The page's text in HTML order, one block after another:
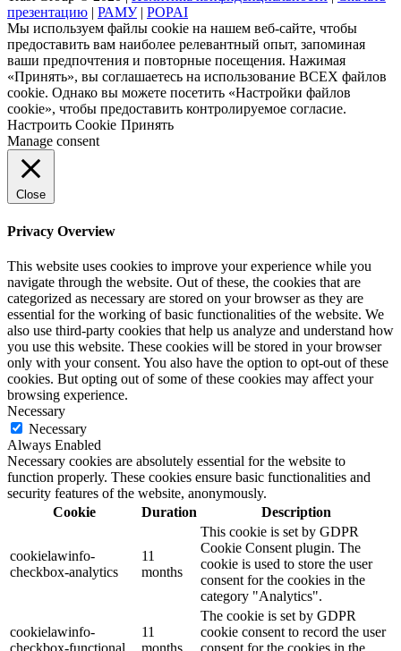
презентацию | РАМУ| POPAI
Мы используем файлы cookie на нашем веб-сайте, чтобы
предоставить вам наиболее релевантный опыт, запоминая
ваши предпочтения и повторные посещения. Нажимая
«Принять», вы соглашаетесь на использование ВСЕХ файлов
cookie. Однако вы можете посетить «Настройки файлов
cookie», чтобы предоставить контролируемое согласие.
Настроить Cookie Принять
Manage consent
Close
Privacy Overview
This website uses cookies to improve your experience while you
navigate through the website. Out of these, the cookies that are
categorized as necessary are stored on your browser as they are
essential for the working of basic functionalities of the website. We
also use third-party cookies that help us analyze and understand how
you use this website. These cookies will be stored in your browser
only with your consent. You also have the option to opt-out of these
cookies. But opting out of some of these cookies may affect your
browsing experience.
Necessary
Necessary
Always Enabled
Necessary cookies are absolutely essential for the website to
function properly. These cookies ensure basic functionalities and
security features of the website, anonymously.
Cookie
Duration Description
cookielawinfo-
checkbox-analytics
11
months
This cookie is set by GDPR
Cookie Consent plugin. The
cookie is used to store the user
consent for the cookies in the
category "Analytics".
cookielawinfo-
checkbox-functional
11
months
The cookie is set by GDPR
cookie consent to record the user
consent for the cookies in the